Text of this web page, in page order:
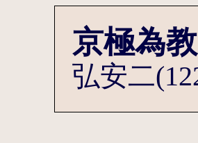
京極為教
弘安二